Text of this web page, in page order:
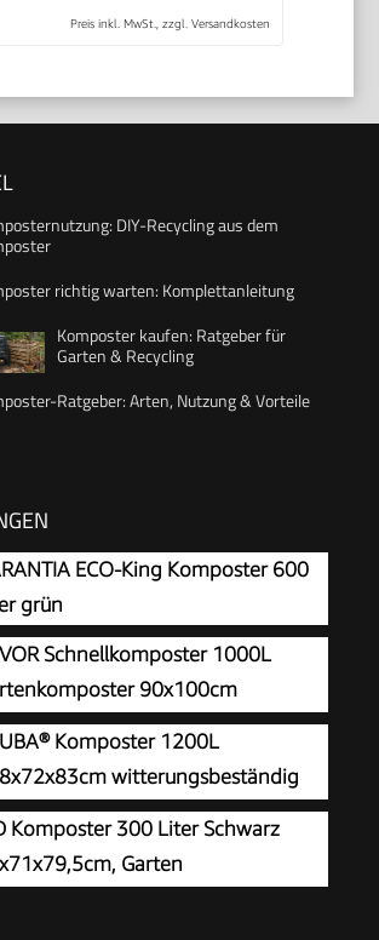
Preis inkl. MwSt., zzgl. Versandkosten
DIY-Recycling aus dem
richtig warten: Komplettanleitung
Komposter kaufen: Ratgeber für
Garten & Recycling
Ratgeber: Arten, Nutzung & Vorteile
ECO-King Komposter 600
grün
Schnellkomposter 1000L
90x100cm
HDPE-Kunststoff
korrosionsbeständig
Kompostbehälter
für Reduzierung des Hausmülls
Komposter 1200L
witterungsbeständig
klappbar Gartenkomposter
Schnellkomposter
Komposter 300 Liter Schwarz
Garten